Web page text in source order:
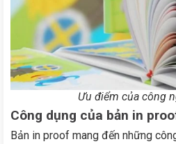
Ưu điểm của công
Công dụng của bản in
Bản in proof mang đến những